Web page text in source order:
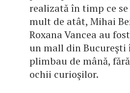
realizată în timp ce
mult de atât, Mihai
Roxana Vancea au
un mall din Bucureşti
plimbau de mână,
ochii curioşilor.